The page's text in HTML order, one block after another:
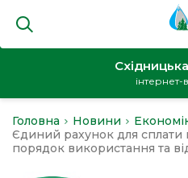
інтернет-
Головна Новини
Єдиний рахунок для сплати
порядок використання та